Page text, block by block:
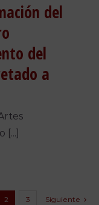
del
del
a
[...]
2 3 Siguiente